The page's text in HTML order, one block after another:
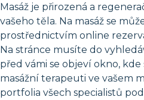
Masáž je přirozená a
vašeho těla. Na masáž se
prostřednictvím online
Na stránce musíte do
před vámi se objeví okno,
masážní terapeuti ve vašem
portfolia všech specialistů